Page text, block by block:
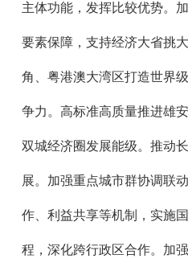
主体功能，发挥比较优势。
要素保障，支持经济大省挑
角、粤港澳大湾区打造世界
争力。高标准高质量推进雄
双城经济圈发展能级。推动
展。加强重点城市群协调联
作、利益共享等机制，实施
程，深化跨行政区合作。加